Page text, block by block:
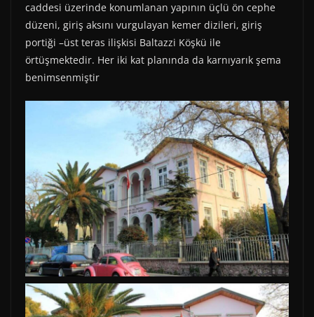
caddesi üzerinde konumlanan yapının üçlü ön cephe
düzeni, giriş aksını vurgulayan kemer dizileri, giriş
portiği –üst teras ilişkisi Baltazzi Köşkü ile
örtüşmektedir. Her iki kat planında da karnıyarık şema
benimsenmiştir